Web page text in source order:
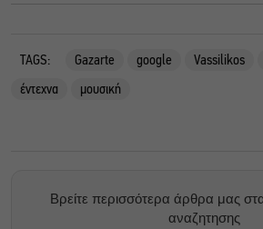
TAGS: Gazarte google Vassilikos
έντεχνα
μουσική
Βρείτε περισσότερα άρθρα μας
αναζητησης